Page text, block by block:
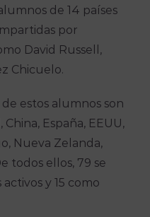
de 14 países
por
David Russell,
Chicuelo.
estos alumnos son
España, EEUU,
Nueva Zelanda,
todos ellos, 79 se
y 15 como